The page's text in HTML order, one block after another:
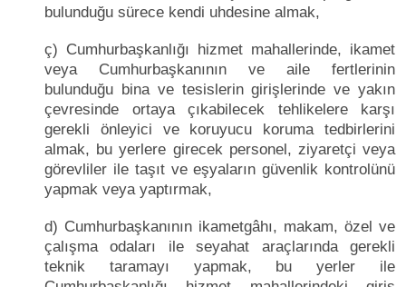
bulunduğu sürece kendi uhdesine almak,
ç) Cumhurbaşkanlığı hizmet mahallerinde, ikamet
veya Cumhurbaşkanının ve aile fertlerinin
bulunduğu bina ve tesislerin girişlerinde ve yakın
çevresinde ortaya çıkabilecek tehlikelere karşı
gerekli önleyici ve koruyucu koruma tedbirlerini
almak, bu yerlere girecek personel, ziyaretçi veya
görevliler ile taşıt ve eşyaların güvenlik kontrolünü
yapmak veya yaptırmak,
d) Cumhurbaşkanının ikametgâhı, makam, özel ve
çalışma odaları ile seyahat araçlarında gerekli
teknik taramayı yapmak, bu yerler ile